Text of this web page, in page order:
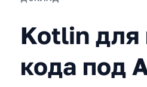
Kotlin для
Kotlin для
кода под